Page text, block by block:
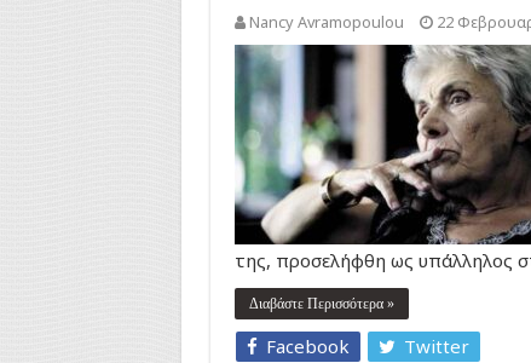
Nancy Avramopoulou 22
της, προσελήφθη ως υπάλληλος
Διαβάστε Περισσότερα »
Facebook Twitter